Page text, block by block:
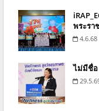
พระรา
4.6.68
ไม่มีชื่อ